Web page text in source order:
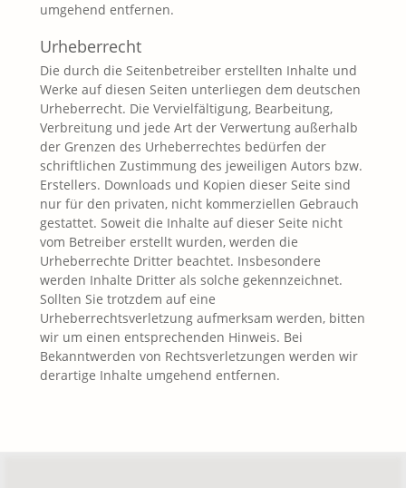
umgehend entfernen.
Urheberrecht
Die durch die Seitenbetreiber erstellten Inhalte und
Werke auf diesen Seiten unterliegen dem deutschen
Urheberrecht. Die Vervielfältigung, Bearbeitung,
Verbreitung und jede Art der Verwertung außerhalb
der Grenzen des Urheberrechtes bedürfen der
schriftlichen Zustimmung des jeweiligen Autors bzw.
Erstellers. Downloads und Kopien dieser Seite sind
nur für den privaten, nicht kommerziellen Gebrauch
gestattet. Soweit die Inhalte auf dieser Seite nicht
vom Betreiber erstellt wurden, werden die
Urheberrechte Dritter beachtet. Insbesondere
werden Inhalte Dritter als solche gekennzeichnet.
Sollten Sie trotzdem auf eine
Urheberrechtsverletzung aufmerksam werden, bitten
wir um einen entsprechenden Hinweis. Bei
Bekanntwerden von Rechtsverletzungen werden wir
derartige Inhalte umgehend entfernen.